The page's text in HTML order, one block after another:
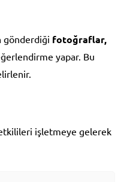
gönderdiği fotoğraflar,
yapar. Bu
işletmeye gelerek